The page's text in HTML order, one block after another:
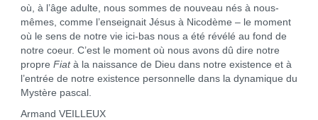
où, à l’âge adulte, nous sommes de nouveau nés à nous-
mêmes, comme l’enseignait Jésus à Nicodème – le moment
où le sens de notre vie ici-bas nous a été révélé au fond de
notre coeur. C’est le moment où nous avons dû dire notre
propre Fiatà la naissance de Dieu dans notre existence et à
l’entrée de notre existence personnelle dans la dynamique du
Mystère pascal.
Armand VEILLEUX